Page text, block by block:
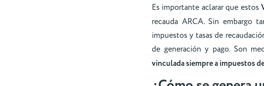
Es importante aclarar que estos
recauda ARCA. Sin embargo
impuestos y tasas de
de generación y pago. Son
vinculada siempre a impuestos